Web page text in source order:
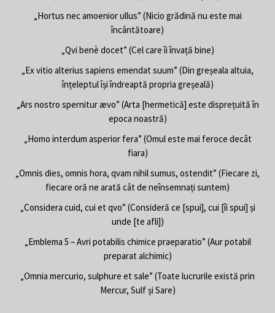
„Hortus nec amoenior ullus” (Nicio grădină nu este mai
încântătoare)
„Qvi benè docet” (Cel care îi învață bine)
„Ex vitio alterius sapiens emendat suum” (Din greșeala altuia,
înțeleptul își îndreaptă propria greșeală)
„Ars nostro spernitur ævo” (Arta [hermetică] este disprețuită în
epoca noastră)
„Homo interdum asperior fera” (Omul este mai feroce decât
fiara)
„Omnis dies, omnis hora, qvam nihil sumus, ostendit” (Fiecare zi,
fiecare oră ne arată cât de neînsemnați suntem)
„Considera cuid, cui et qvo” (Consideră ce [spui], cui [îi spui] și
unde [te afli])
„Emblema 5 – Avri potabilis chimice praeparatio” (Aur potabil
preparat alchimic)
„Omnia mercurio, sulphure et sale” (Toate lucrurile există prin
Mercur, Sulf și Sare)